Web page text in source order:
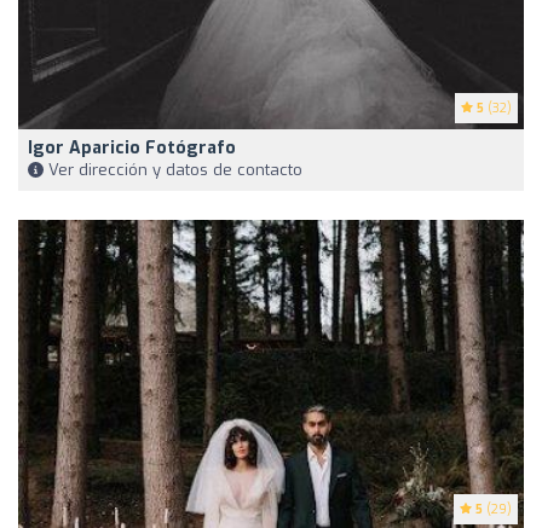
5 (32)
Igor Aparicio Fotógrafo
Ver dirección y datos de contacto
5 (29)